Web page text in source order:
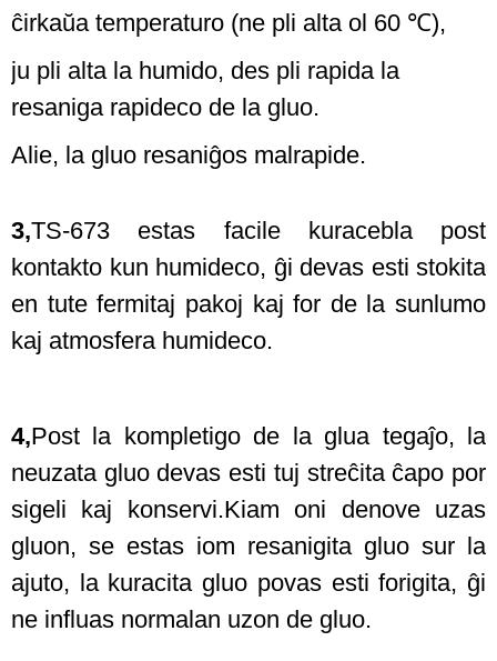
ĉirkaŭa temperaturo (ne pli alta ol 60 ℃),
ju pli alta la humido, des pli rapida la
resaniga rapideco de la gluo.
Alie, la gluo resaniĝos malrapide.
3,TS-673 estas facile kuracebla post
kontakto kun humideco, ĝi devas esti stokita
en tute fermitaj pakoj kaj for de la sunlumo
kaj atmosfera humideco.
4,Post la kompletigo de la glua tegaĵo, la
neuzata gluo devas esti tuj streĉita ĉapo por
sigeli kaj konservi.Kiam oni denove uzas
gluon, se estas iom resanigita gluo sur la
ajuto, la kuracita gluo povas esti forigita, ĝi
ne influas normalan uzon de gluo.